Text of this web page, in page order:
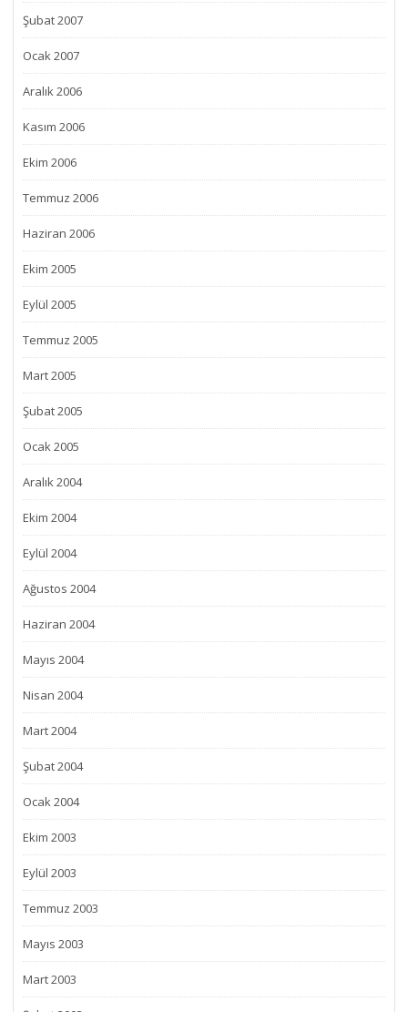
Şubat 2007
Ocak 2007
Aralık 2006
Kasım 2006
Ekim 2006
Temmuz 2006
Haziran 2006
Ekim 2005
Eylül 2005
Temmuz 2005
Mart 2005
Şubat 2005
Ocak 2005
Aralık 2004
Ekim 2004
Eylül 2004
Ağustos 2004
Haziran 2004
Mayıs 2004
Nisan 2004
Mart 2004
Şubat 2004
Ocak 2004
Ekim 2003
Eylül 2003
Temmuz 2003
Mayıs 2003
Mart 2003